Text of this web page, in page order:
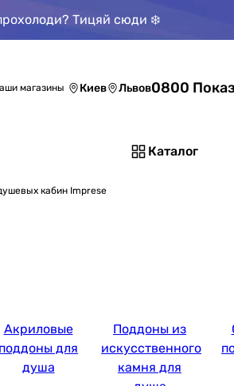
Тицяй сюди ❄️
магазины Киев Львов0800
Каталог
кабин Imprese
Акриловые
поддоны для
душа
Поддоны из
искусственного
камня для